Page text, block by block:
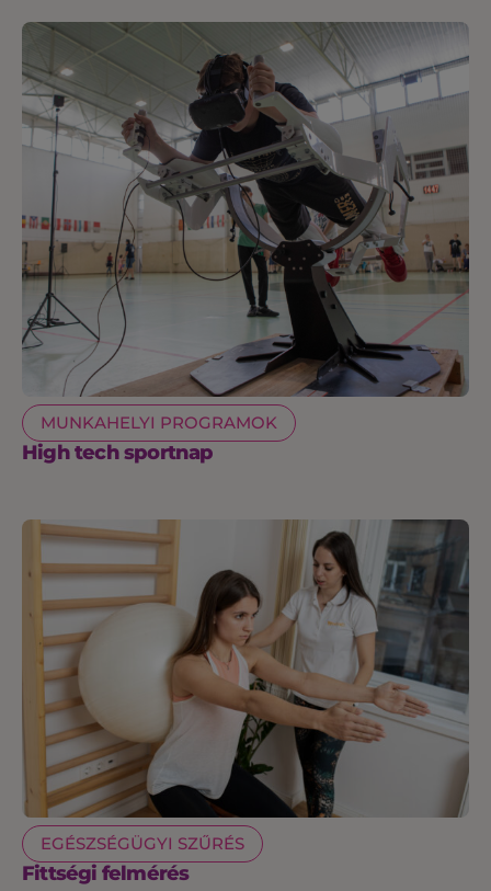
MUNKAHELYI PROGRAMOK
High tech sportnap
EGÉSZSÉGÜGYI SZŰRÉS
Fittségi felmérés